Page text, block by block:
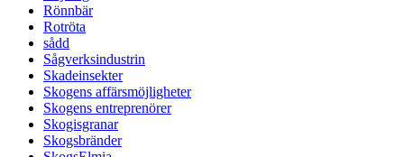
Rönnbär
Rotröta
sådd
Sågverksindustrin
Skadeinsekter
Skogens affärsmöjligheter
Skogens entreprenörer
Skogisgranar
Skogsbränder